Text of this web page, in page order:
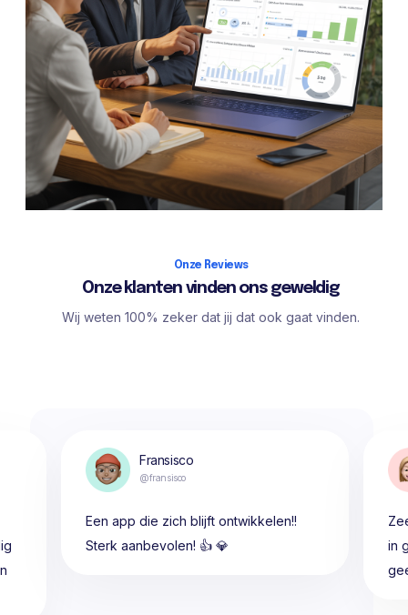
Onze Reviews
Onze klanten vinden ons geweldig
Wij weten 100% zeker dat jij dat ook gaat vinden.
Fransisco
@fransisco
Een app die zich blijft ontwikkelen!!
Sterk aanbevolen! 👍 💎
in